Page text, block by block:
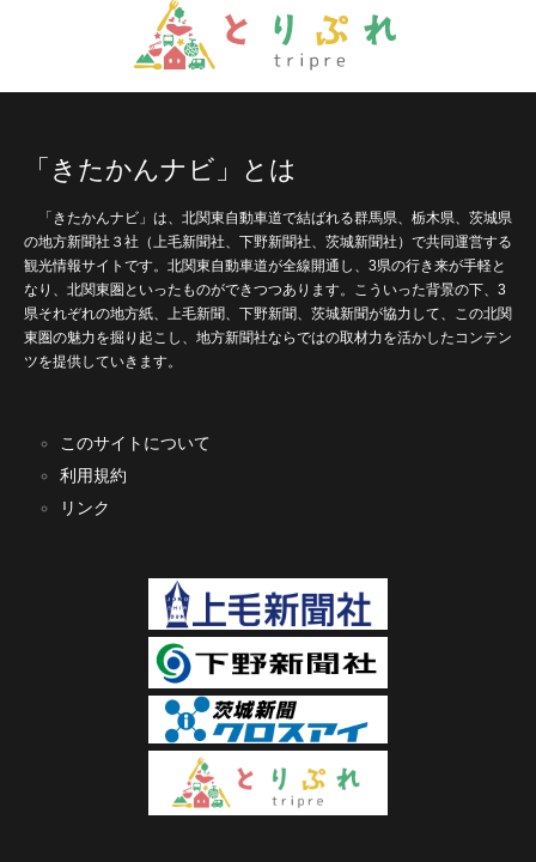
「きたかんナビ」とは
「きたかんナビ」は、北関東自動車道で結ばれる群馬県、栃木県、茨城県
の地方新聞社３社（上毛新聞社、下野新聞社、茨城新聞社）で共同運営する
観光情報サイトです。北関東自動車道が全線開通し、3県の行き来が手軽と
なり、北関東圏といったものができつつあります。こういった背景の下、3
県それぞれの地方紙、上毛新聞、下野新聞、茨城新聞が協力して、この北関
東圏の魅力を掘り起こし、地方新聞社ならではの取材力を活かしたコンテン
ツを提供していきます。
このサイトについて
利用規約
リンク